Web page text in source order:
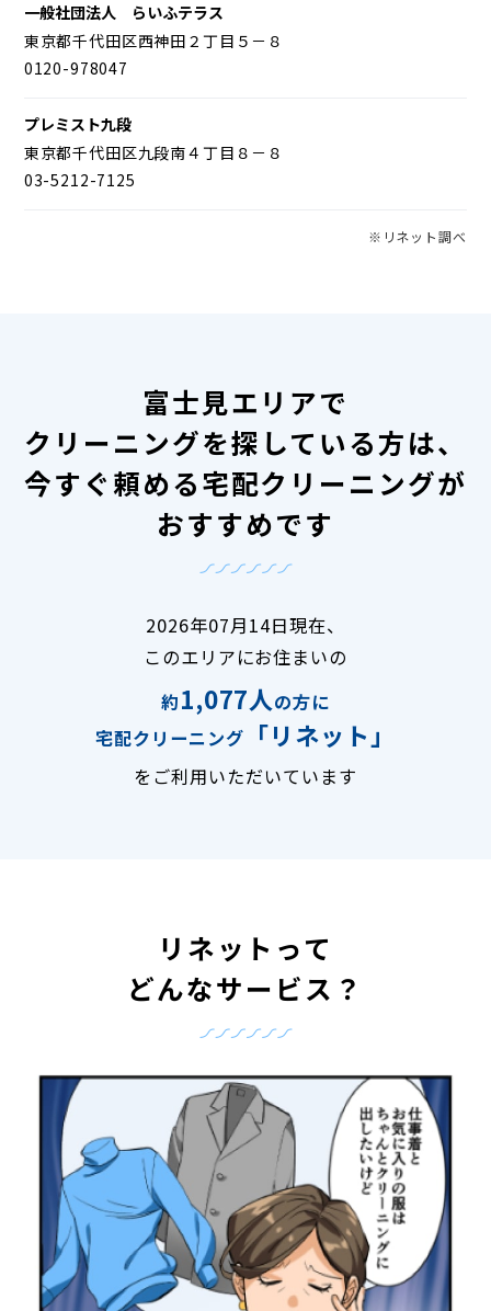
一般社団法人 らいふテラス
東京都千代田区西神田２丁目５－８
0120-978047
プレミスト九段
東京都千代田区九段南４丁目８－８
03-5212-7125
※リネット調べ
富士見エリアで
クリーニングを探している方は、
今すぐ頼める宅配クリーニングが
おすすめです
2026年07月14日現在、
このエリアにお住まいの
約1,077人の方に
宅配クリーニング
「リネット」
をご利用いただいています
リネットって
どんなサービス？